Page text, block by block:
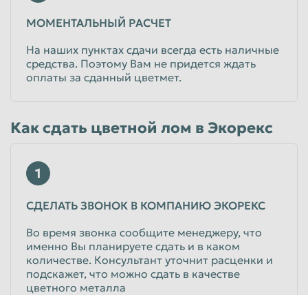
МОМЕНТАЛЬНЫЙ РАСЧЕТ
На наших пунктах сдачи всегда есть наличные
средства. Поэтому Вам не придется ждать
оплаты за сданный цветмет.
Как сдать цветной лом в Экорекс
1
СДЕЛАТЬ ЗВОНОК В КОМПАНИЮ ЭКОРЕКС
Во время звонка сообщите менеджеру, что
именно Вы планируете сдать и в каком
количестве. Консультант уточнит расценки и
подскажет, что можно сдать в качестве
цветного металла